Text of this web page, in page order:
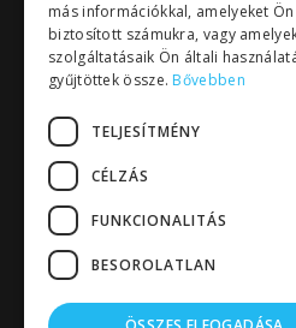
Toyo uszoda
uszodai
vegyszeradagolás
vegyszerszivattyú
vízminőség mérés
vízminőség mérő
vízminőség
vízszivattyú
más információkkal, amelyeket Ön
biztosított számukra, vagy
szolgáltatásaik Ön általi
gyűjtöttek össze. Bővebben
TELJESÍTMÉNY
CÉLZÁS
FUNKCIONALITÁS
BESOROLATLAN